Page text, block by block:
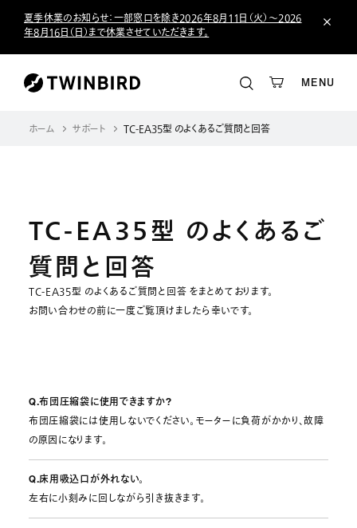
夏季休業のお知らせ：一部窓口を除き2026年8月11日（火）～2026
年8月16日（日）まで休業させていただきます。
MENU
ホーム サポート TC-EA35型 のよくあるご質問と回答
TC-EA35型 のよくあるご
質問と回答
TC-EA35型 のよくあるご質問と回答 をまとめております。
お問い合わせの前に一度ご覧頂けましたら幸いです。
Q.布団圧縮袋に使用できますか?
布団圧縮袋には使用しないでください。モーターに負荷がかかり、故障
の原因になります。
Q.床用吸込口が外れない。
左右に小刻みに回しながら引き抜きます。